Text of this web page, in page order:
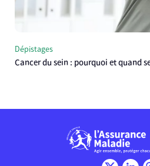
Dépistages
Cancer du sein : pourquoi et quand